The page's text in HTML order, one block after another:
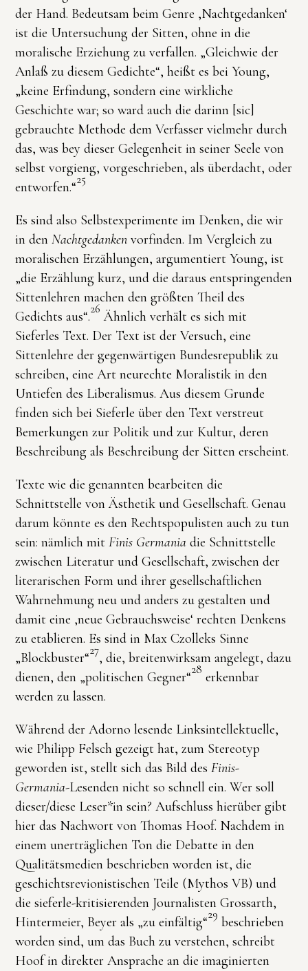
der Hand. Bedeutsam beim Genre ‚Nachtgedanken‘
ist die Untersuchung der Sitten, ohne in die
moralische Erziehung zu verfallen. „Gleichwie der
Anlaß zu diesem Gedichte“, heißt es bei Young,
„keine Erfindung, sondern eine wirkliche
Geschichte war; so ward auch die darinn [sic]
gebrauchte Methode dem Verfasser vielmehr durch
das, was bey dieser Gelegenheit in seiner Seele von
selbst vorgieng, vorgeschrieben, als überdacht, oder
entworfen.“25
Es sind also Selbstexperimente im Denken, die wir
in denNachtgedanken vorfinden. Im Vergleich zu
moralischen Erzählungen, argumentiert Young, ist
„die Erzählung kurz, und die daraus entspringenden
Sittenlehren machen den größten Theil des
Gedichts aus“.26 Ähnlich verhält es sich mit
Sieferles Text. Der Text ist der Versuch, eine
Sittenlehre der gegenwärtigen Bundesrepublik zu
schreiben, eine Art neurechte Moralistik in den
Untiefen des Liberalismus. Aus diesem Grunde
finden sich bei Sieferle über den Text verstreut
Bemerkungen zur Politik und zur Kultur, deren
Beschreibung als Beschreibung der Sitten erscheint.
Texte wie die genannten bearbeiten die
Schnittstelle von Ästhetik und Gesellschaft. Genau
darum könnte es den Rechtspopulisten auch zu tun
sein: nämlich mitFinis Germania die Schnittstelle
zwischen Literatur und Gesellschaft, zwischen der
literarischen Form und ihrer gesellschaftlichen
Wahrnehmung neu und anders zu gestalten und
damit eine ‚neue Gebrauchsweise‘ rechten Denkens
zu etablieren. Es sind in Max Czolleks Sinne
„Blockbuster“27, die, breitenwirksam angelegt, dazu
dienen, den „politischen Gegner“28 erkennbar
werden zu lassen.
Während der Adorno lesende Linksintellektuelle,
wie Philipp Felsch gezeigt hat, zum Stereotyp
geworden ist, stellt sich das Bild desFinis-
Germania-Lesenden nicht so schnell ein. Wer soll
dieser/diese Leser*in sein? Aufschluss hierüber gibt
hier das Nachwort von Thomas Hoof. Nachdem in
einem unerträglichen Ton die Debatte in den
Qualitätsmedien beschrieben worden ist, die
geschichtsrevionistischen Teile (Mythos VB) und
die sieferle-kritisierenden Journalisten Grossarth,
Hintermeier, Beyer als „zu einfältig“29 beschrieben
worden sind, um das Buch zu verstehen, schreibt
Hoof in direkter Ansprache an die imaginierten